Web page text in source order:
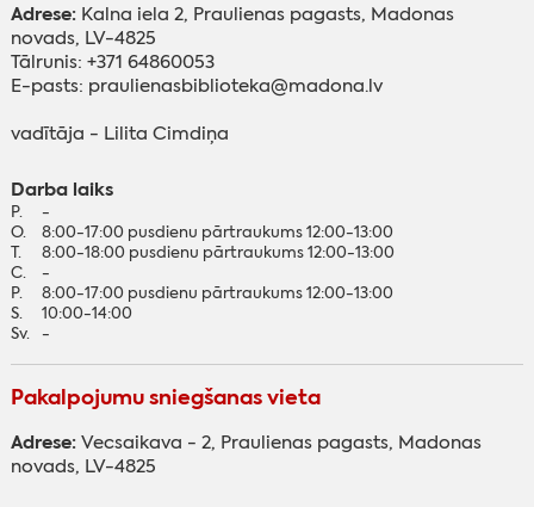
Adrese:Kalna iela 2, Praulienas pagasts, Madonas
novads, LV-4825
Tālrunis: +371 64860053
E-pasts: praulienasbiblioteka@madona.lv
vadītāja - Lilita Cimdiņa
Darba laiks
P.
-
O.
8:00-17:00 pusdienu pārtraukums 12:00-13:00
T.
8:00-18:00 pusdienu pārtraukums 12:00-13:00
C.
-
P.
8:00-17:00 pusdienu pārtraukums 12:00-13:00
S.
10:00-14:00
Sv. -
Pakalpojumu sniegšanas vieta
Adrese:Vecsaikava - 2, Praulienas pagasts, Madonas
novads, LV-4825